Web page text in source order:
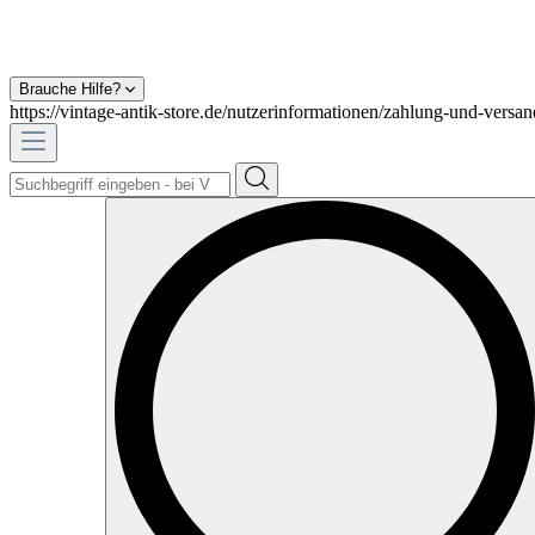
Brauche Hilfe?
https://vintage-antik-store.de/nutzerinformationen/zahlung-und-